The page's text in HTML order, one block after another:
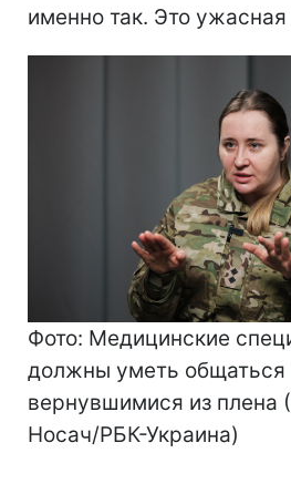
именно так. Это ужасная
Фото: Медицинские
должны уметь общаться
вернувшимися из плена
Носач/РБК-Украина)